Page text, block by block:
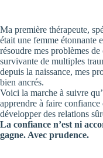
Ma première thérapeute,
était une femme étonnante
résoudre mes problèmes
survivante de multiples
depuis la naissance, mes
bien ancrés.
Voici la marche à suivre
apprendre à faire confiance
développer des relations
La confiance n’est ni
gagne. Avec prudence.